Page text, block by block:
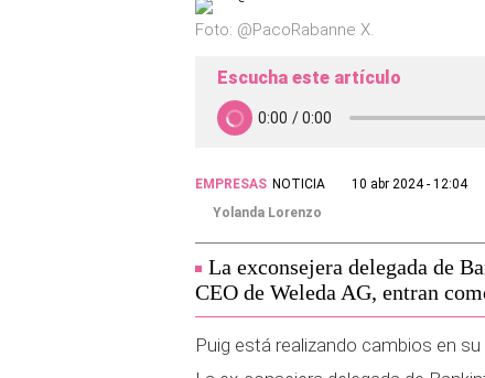
Foto: @PacoRabanne X.
Escucha este artículo
EMPRESAS NOTICIA
10 abr 2024 - 12:04
Yolanda Lorenzo
La exconsejera delegada de
CEO de Weleda AG, entran
Puig está realizando cambios en